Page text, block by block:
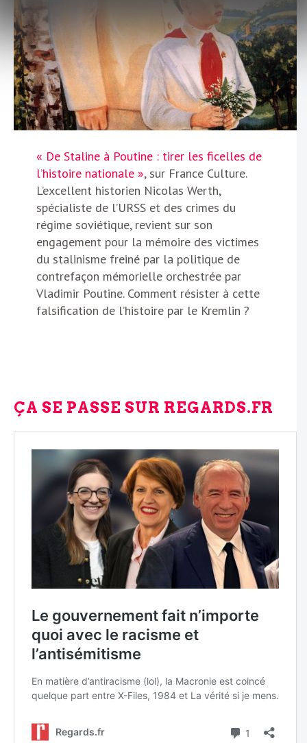
« De Staline à Poutine : tirer les ficelles de
l’histoire nationale », sur France Culture.
L’excellent historien Nicolas Werth,
spécialiste de l’URSS et des crimes du
régime soviétique, revient sur son
engagement pour la mémoire des victimes
du stalinisme freiné par la politique de
contrefaçon mémorielle orchestrée par
Vladimir Poutine. Comment résister à cette
falsification de l’histoire par le Kremlin ?
ÇA SE PASSE SUR REGARDS.FR